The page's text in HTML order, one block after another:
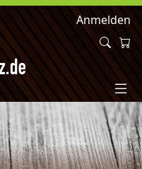
Anmelden